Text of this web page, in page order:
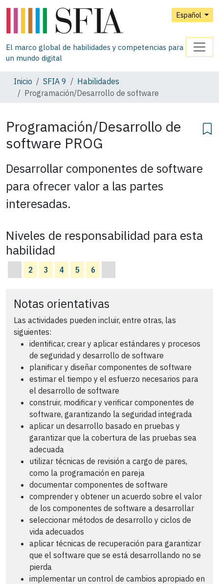
Español
El marco global de habilidades y competencias para
un mundo digital
Inicio SFIA 9
Habilidades
Programación/Desarrollo de software
Programación/Desarrollo de
software PROG
Desarrollar componentes de software
para ofrecer valor a las partes
interesadas.
Niveles de responsabilidad para esta
habilidad
2 3 4 5 6
Notas orientativas
Las actividades pueden incluir, entre otras, las
siguientes:
identificar, crear y aplicar estándares y procesos
de seguridad y desarrollo de software
planificar y diseñar componentes de software
estimar el tiempo y el esfuerzo necesarios para
el desarrollo de software
construir, modificar y verificar componentes de
software, garantizando la seguridad integrada
aplicar un desarrollo basado en pruebas y
garantizar que la cobertura de las pruebas sea
adecuada
utilizar técnicas de revisión a cargo de pares,
como la programación en pareja
documentar componentes de software
comprender y obtener un acuerdo sobre el valor
de los componentes de software a desarrollar
seleccionar métodos de desarrollo y ciclos de
vida adecuados
aplicar técnicas de recuperación para garantizar
que el software que se está desarrollando no se
pierda
implementar un control de cambios apropiado en